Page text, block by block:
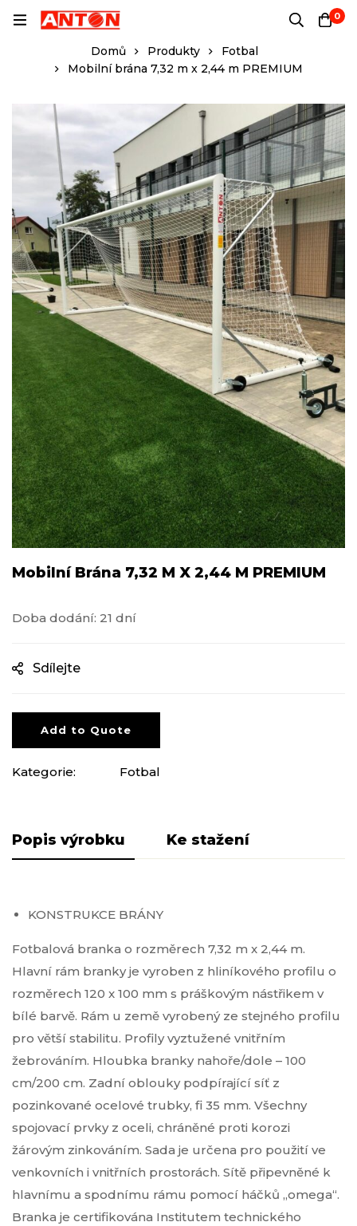
0
Domů Produkty
Fotbal
Mobilní brána 7,32 m x 2,44 m PREMIUM
Mobilní Brána 7,32 M X 2,44 M PREMIUM
Doba dodání: 21 dní
Sdílejte
Add to Quote
Kategorie: Fotbal
Popis produktu Pliki do pobrania
KONSTRUKCE BRÁNY
Fotbalová branka o rozměrech 7,32 m x 2,44 m.
Hlavní rám branky je vyroben z hliníkového profilu o
rozměrech 120 x 100 mm s práškovým nástřikem v
bílé barvě. Rám u země vyrobený ze stejného profilu
pro větší stabilitu. Profily vyztužené vnitřním
žebrováním. Hloubka branky nahoře/dole – 100
cm/200 cm. Zadní oblouky podpírající síť z
pozinkované ocelové trubky, fi 35 mm. Všechny
spojovací prvky z oceli, chráněné proti korozi
žárovým zinkováním. Sada je určena pro použití ve
venkovních i vnitřních prostorách. Sítě připevněné k
hlavnímu a spodnímu rámu pomocí háčků „omega“.
Branka je certifikována Institutem technického